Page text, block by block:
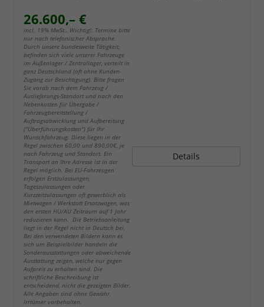
26.600,– €
incl. 19% MwSt.. Wichtig!: Termine bitte
nur nach telefonischer Absprache.
Durch unsere bundesweite Tätigkeit,
befinden sich viele unserer Fahrzeuge
im Außenlager / Zentrallager, verteilt in
ganz Deutschland (oft ohne Kunden-
Zugang zur Besichtigung). Bitte fragen
Sie vorab nach dem Fahrzeug /
Auslieferungs-Standort und nach den
Nebenkosten für Übergabe /
Fahrzeugbereitstellung /
Auftragsabwicklung und Aufbereitung
("Überführungskosten") für Ihr
Wunschfahrzeug. Diese liegen in der
Regel zwischen 60,00 und 890,00€, je
nach Fahrzeug und Standort. Ein
Transport an Ihre Adresse ist in der
Regel möglich. Bei EU-Fahrzeugen
erfolgen Erstzulassungen,
Tageszulassungen oder
Kurzzeitzulassungen oft gewerblich als
Mietwagen / Werkstatt Ersatzwagen, was
den ersten HU/AU Zeitraum auf 1 Jahr
reduzieren kann. Die Betriebsanleitung
liegt in der Regel nicht in Deutsch bei.
Bei den verwendeten Bildern kann es
sich um Beispielbilder handeln die
Sonderausstattungen oder abweichende
Ausstattung zeigen, welche nur gegen
Aufpreis zu erhalten sind. Die
schriftliche Beschreibung ist
entscheidend, nicht die gezeigten Bilder.
Alle Angaben sind ohne Gewähr.
Irrtümer vorbehalten.
Details